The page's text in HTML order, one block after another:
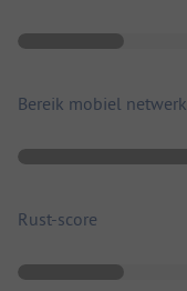
Bereik mobiel netwerk
Rust-score